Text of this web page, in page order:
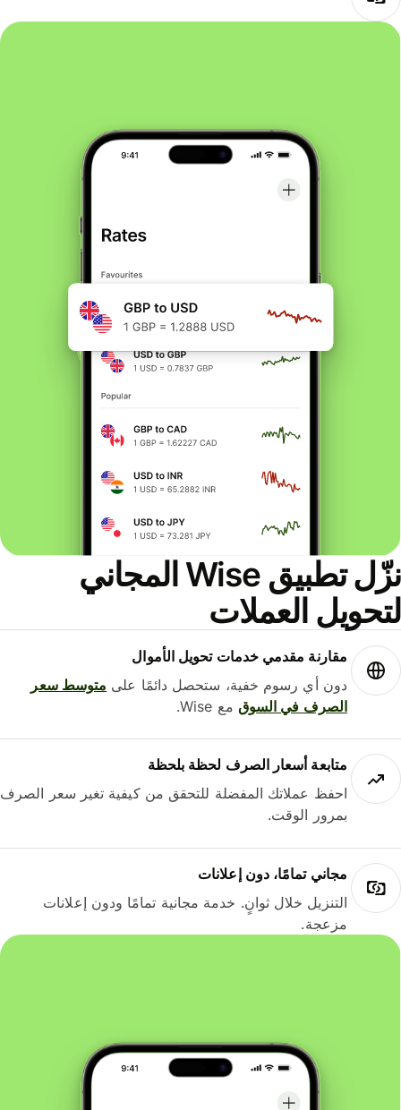
نزّل تطبيق Wise المجاني
العملات
مقارنة مقدمي خدمات تحويل الأموال
دون أي رسوم خفية، ستحصل دائمًا علىمتوسط ​​سعر
الصرف في السوقمع Wise.
متابعة أسعار الصرف لحظة بلحظة
احفظ عملاتك المفضلة للتحقق من كيفية تغير سعر الصرف
بمرور الوقت.
مجاني تمامًا، دون إعلانات
التنزيل خلال ثوانٍ. خدمة مجانية تمامًا ودون إعلانات
مزعجة.